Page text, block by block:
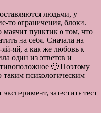
людьми, у
то ограничения, блоки.
маячит пунктик о том, что
на себя. Сначала на
яй-яй, а как же любовь к
один из ответов и
🙂 Поэтому
таким психологическим
затестить тест